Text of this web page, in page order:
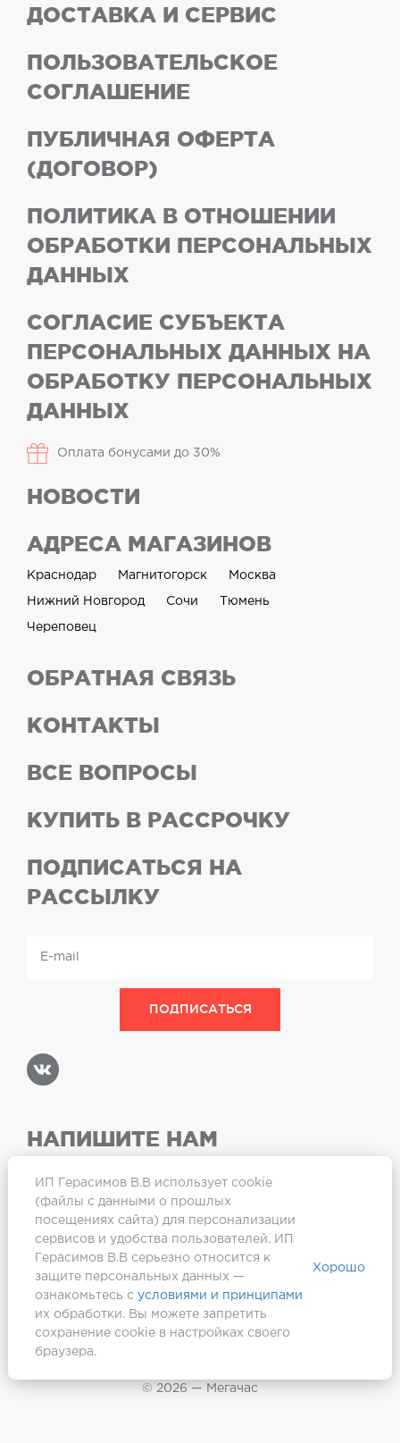
ДОСТАВКА И СЕРВИС
ПОЛЬЗОВАТЕЛЬСКОЕ
СОГЛАШЕНИЕ
ПУБЛИЧНАЯ ОФЕРТА
(ДОГОВОР)
ПОЛИТИКА В ОТНОШЕНИИ
ОБРАБОТКИ ПЕРСОНАЛЬНЫХ
ДАННЫХ
СОГЛАСИЕ СУБЪЕКТА
ПЕРСОНАЛЬНЫХ ДАННЫХ НА
ОБРАБОТКУ ПЕРСОНАЛЬНЫХ
ДАННЫХ
Оплата бонусами до 30%
НОВОСТИ
АДРЕСА МАГАЗИНОВ
Краснодар Магнитогорск Москва
Нижний Новгород Сочи Тюмень
Череповец
ОБРАТНАЯ СВЯЗЬ
КОНТАКТЫ
ВСЕ ВОПРОСЫ
КУПИТЬ В РАССРОЧКУ
ПОДПИСАТЬСЯ НА
РАССЫЛКУ
НАПИШИТЕ НАМ
© 2026 — Мегачас
ИП Герасимов В.В использует cookie
(файлы с данными о прошлых
посещениях сайта) для персонализации
сервисов и удобства пользователей. ИП
Герасимов В.В серьезно относится к
защите персональных данных —
ознакомьтесь с условиями и принципами
их обработки. Вы можете запретить
сохранение cookie в настройках своего
браузера.
Хорошо